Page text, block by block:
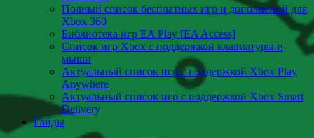
Полный список бесплатных игр и дополнений для
Xbox 360
Библиотека игр EA Play [EA Access]
Список игр Xbox c поддержкой клавиатуры и
мыши
Актуальный список игр с поддержкой Xbox Play
Anywhere
Актуальный список игр с поддержкой Xbox Smart
Delivery
Гайды